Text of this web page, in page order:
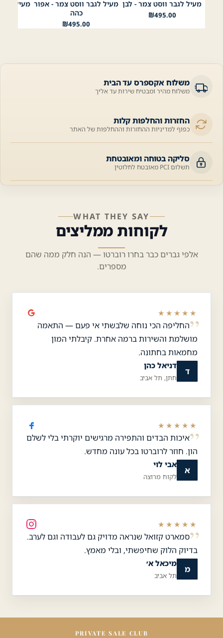
לבן נייבי שחור
מעיל לגבר ווסט צמר - לבן
₪495.00
אפור בהיראפור כהה
בז׳
מעיל לגבר ווסט צמר - אפור
כהה
₪495.00
נייבי
משלוח אקספרס עד הבית
משלוח מהיר ומבטיח שירות עד אליך
החזרות והחלפות קלות
כפוף למדיניות ההחזרות וההחלפות של האתר
סליקה בטוחה ומאובטחת
תשלום PCI מאובטח לחלוטין
WHAT THEY SAY
לקוחות ממליצים
אלפי גברים כבר בחרו רוברטו — הנה חלק ממה שהם
מספרים.
★★★★★
החליפה הכי נוחה שלבשתי אי פעם — התאמה
מושלמת והשירות ברמה אחרת. קיבלתי המון
מחמאות בחתונה.
ד
דניאל כהן
חתן, תל אביב
★★★★★
איכות הבדים והתפירה מרגישים יוקרתי בלי לשלם
הון. חוזר לרוברטו בכל עונה מחדש.
א
אבי לוי
לקוח מרוצה
★★★★★
סמארט קזואל שנראה מדויק גם לעבודה וגם לערב.
בדיוק הלוק שחיפשתי, ובלי מאמץ.
מ
מיכאל א׳
תל אביב
PRIVATE SALE CLUB